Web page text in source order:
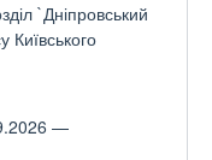
`Дніпровський
Київського
—